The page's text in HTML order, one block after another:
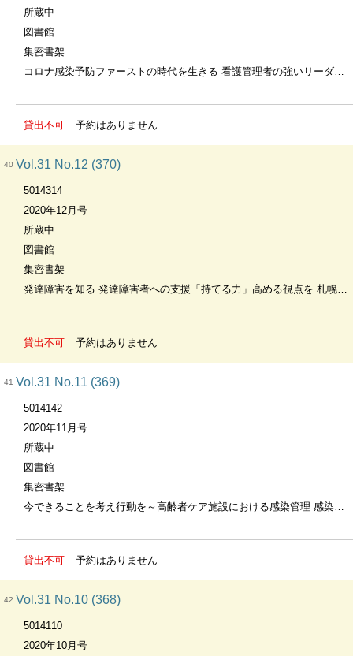
所蔵中
図書館
集密書架
コロナ感染予防ファーストの時代を生きる 看護管理者の強いリーダーシップを
貸出不可 予約はありません
40 Vol.31 No.12 (370)
5014314
2020年12月号
所蔵中
図書館
集密書架
発達障害を知る 発達障害者への支援「持てる力」高める視点を 札幌学院大学名誉教授・二通諭氏講演
貸出不可 予約はありません
41 Vol.31 No.11 (369)
5014142
2020年11月号
所蔵中
図書館
集密書架
今できることを考え行動を～高齢者ケア施設における感染管理 感染管理認定看護師 村中奈生美氏
貸出不可 予約はありません
42 Vol.31 No.10 (368)
5014110
2020年10月号